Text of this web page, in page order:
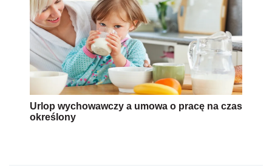
Urlop wychowawczy a umowa o pracę na czas
określony